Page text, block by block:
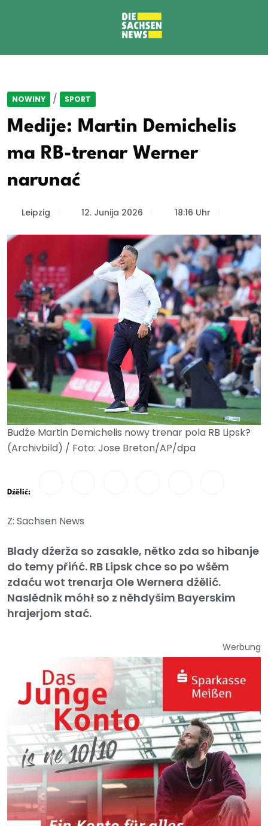
NOWINY / SPORT
Medije: Martin Demichelis
ma RB-trenar Werner
narunać
Leipzig 12. Junija 2026 18:16 Uhr
Budźe Martin Demichelis nowy trenar pola RB Lipsk?
(Archivbild) / Foto: Jose Breton/AP/dpa
Dźělić:
Z: Sachsen News
Blady dźerža so zasakle, nětko zda so hibanje
do temy přińć. RB Lipsk chce so po wšěm
zdaću wot trenarja Ole Wernera dźělić.
Naslědnik móhł so z něhdyšim Bayerskim
hrajerjom stać.
Werbung